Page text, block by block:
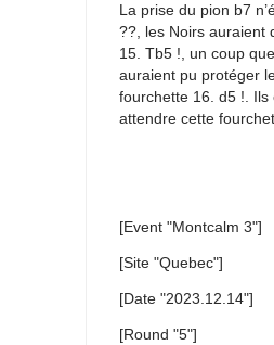
La prise du pion b7
??, les Noirs auraient
15. Tb5 !, un coup
auraient pu protéger
fourchette 16. d5 !.
attendre cette
[Event "Montcalm 3"]
[Site "Quebec"]
[Date "2023.12.14"]
[Round "5"]